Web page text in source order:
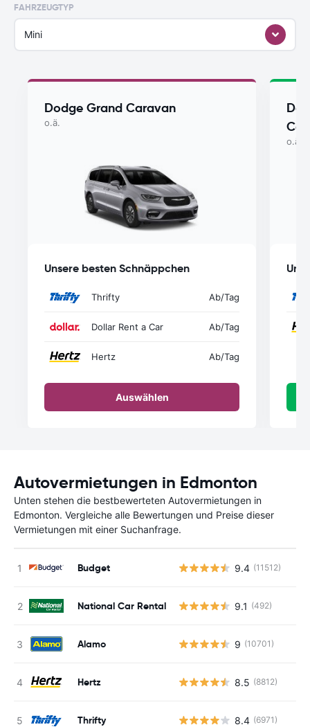
FAHRZEUGTYP
Mini
Dodge Grand Caravan
o.ä.
Unsere besten Schnäppchen
Thrifty Ab/Tag
Dollar Rent a Car Ab/Tag
Hertz Ab/Tag
Auswählen
o.ä.
Autovermietungen in Edmonton
Unten stehen die bestbewerteten Autovermietungen in
Edmonton. Vergleiche alle Bewertungen und Preise dieser
Vermietungen mit einer Suchanfrage.
Budget 9.4 (11512)
National Car Rental 9.1 (492)
Alamo 9 (10701)
Hertz 8.5 (8812)
Thrifty 8.4 (6971)